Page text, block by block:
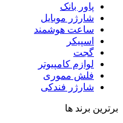
پاور بانک
شارژر موبایل
ساعت هوشمند
اسپیکر
گجت
لوازم کامپیوتر
فلش مموری
شارژر فندکی
برترین برند ها